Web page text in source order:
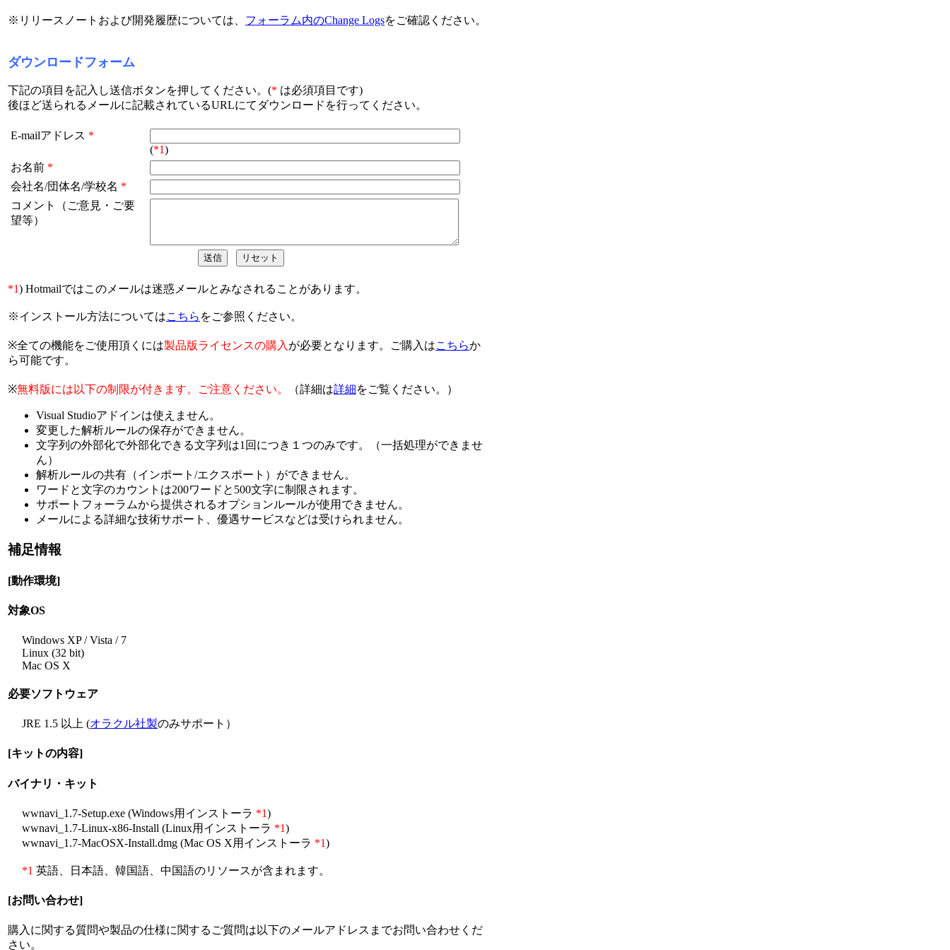
※リリースノートおよび開発履歴については、 フォーラム内のChange Logsをご確認ください。
ダウンロードフォーム
下記の項目を記入し送信ボタンを押してください。(* は必須項目です)
後ほど送られるメールに記載されているURLにてダウンロードを行ってください。
E-mailアドレス *
(*1)
お名前 *
会社名/団体名/学校名 *
コメント（ご意見・ご要
望等）
*1) Hotmailではこのメールは迷惑メールとみなされることがあります。
※インストール方法についてはこちら をご参照ください。
※全ての機能をご使用頂くには製品版ライセンスの購入 が必要となります。ご購入はこちらか
ら可能です。
※無料版には以下の制限が付きます。ご注意ください。 （詳細は詳細をご覧ください。）
Visual Studioアドインは使えません。
変更した解析ルールの保存ができません。
文字列の外部化で外部化できる文字列は1回につき１つのみです。（一括処理ができませ
ん）
解析ルールの共有（インポート/エクスポート）ができません。
ワードと文字のカウントは200ワードと500文字に制限されます。
サポートフォーラムから提供されるオプションルールが使用できません。
メールによる詳細な技術サポート、優遇サービスなどは受けられません。
補足情報
[動作環境]
対象OS
Windows XP / Vista / 7
Linux (32 bit)
Mac OS X
必要ソフトウェア
JRE 1.5 以上 (オラクル社製のみサポート）
[キットの内容]
バイナリ・キット
wwnavi_1.7-Setup.exe (Windows用インストーラ *1)
wwnavi_1.7-Linux-x86-Install (Linux用インストーラ *1)
wwnavi_1.7-MacOSX-Install.dmg (Mac OS X用インストーラ *1)
*1 英語、日本語、韓国語、中国語のリソースが含まれます。
[お問い合わせ]
購入に関する質問や製品の仕様に関するご質問は以下のメールアドレスまでお問い合わせくだ
さい。